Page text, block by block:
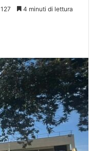
127 4 minuti di lettura